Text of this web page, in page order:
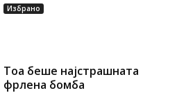
Избрано
Toa беше најстрашната
фрлена бомба